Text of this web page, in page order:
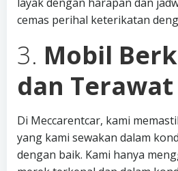
cemas perihal keterikatan
3. Mobil
dan Terawat
Di Meccarentcar, kami
yang kami sewakan dalam
dengan baik. Kami hanya